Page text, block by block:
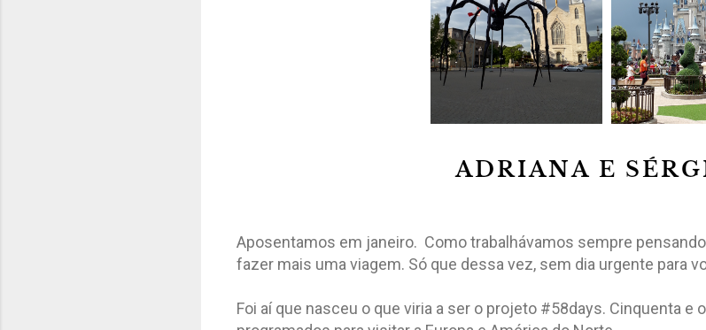
Aposentamos em janeiro. Como trabalhávamos sempre
fazer mais uma viagem. Só que dessa vez, sem dia urgente para
Foi aí que nasceu o que viria a ser o projeto #58days. Cinquenta e